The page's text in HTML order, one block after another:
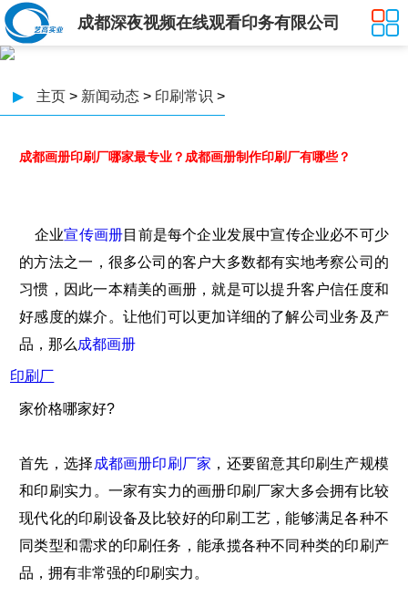
成都深夜视频在线观看印务有限公司
▶ 主页 > 新闻动态 > 印刷常识 >
成都画册印刷厂哪家最专业？成都画册制作印刷厂有哪些？
企业宣传画册目前是每个企业发展中宣传企业必不可少
的方法之一，很多公司的客户大多数都有实地考察公司的
习惯，因此一本精美的画册，就是可以提升客户信任度和
好感度的媒介。让他们可以更加详细的了解公司业务及产
品，那么 成都画册
印刷厂
家价格哪家好?
首先，选择 成都画册印刷厂家 ，还要留意其印刷生产规模
和印刷实力。一家有实力的画册印刷厂家大多会拥有比较
现代化的印刷设备及比较好的印刷工艺，能够满足各种不
同类型和需求的印刷任务，能承揽各种不同种类的印刷产
品，拥有非常强的印刷实力。